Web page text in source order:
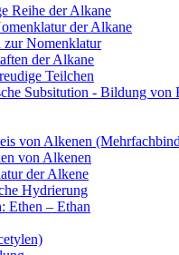
Reihe der Alkane
der Alkane
zur Nomenklatur
der Alkane
Teilchen
Subsitution - Bildung von
von Alkenen
von Alkenen
der Alkene
Hydrierung
Ethen – Ethan